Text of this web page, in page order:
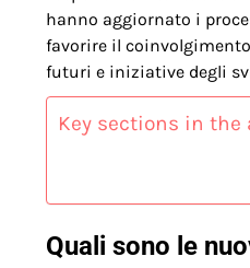
hanno aggiornato i
favorire il
futuri e iniziative degli
Key sections in the
Quali sono le